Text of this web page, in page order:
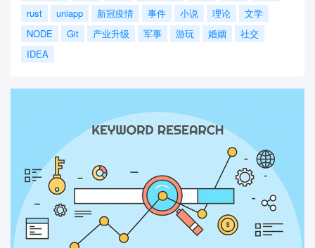
rust
uniapp 新冠疫情 事件 小说 理论
文学
NODE
Git 产业升级 军事 游玩 婚姻
社交
IDEA